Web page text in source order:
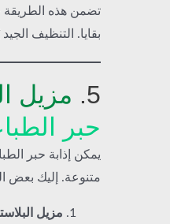
تضمن هذه الطريقة
بقايا. التنظيف
5. مزيل
حبر
يمكن إذابة حبر
متنوعة. إليك بعض
مزيل